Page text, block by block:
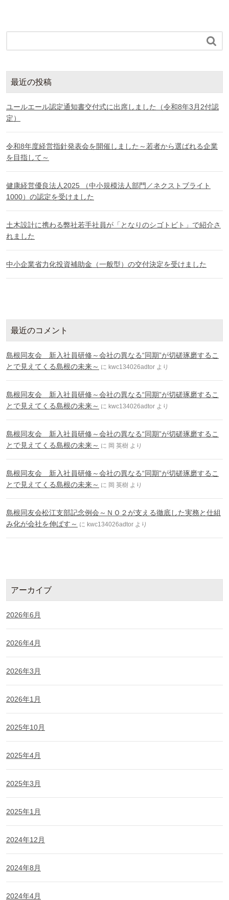

最近の投稿
ユールエール認定通知書交付式に出席しました（令和8年3月2付認
定）
令和8年度経営指針発表会を開催しました～若者から選ばれる企業
を目指して～
健康経営優良法人2025 （中小規模法人部門／ネクストブライト
1000）の認定を受けました
土木設計に携わる弊社若手社員が「となりのシゴトビト」で紹介さ
れました
中小企業省力化投資補助金（一般型）の交付決定を受けました
最近のコメント
島根同友会 新入社員研修～会社の異なる“同期”が切磋琢磨するこ
とで見えてくる島根の未来～ に kwc134026adtor より
島根同友会 新入社員研修～会社の異なる“同期”が切磋琢磨するこ
とで見えてくる島根の未来～ に kwc134026adtor より
島根同友会 新入社員研修～会社の異なる“同期”が切磋琢磨するこ
とで見えてくる島根の未来～ に 岡 英樹 より
島根同友会 新入社員研修～会社の異なる“同期”が切磋琢磨するこ
とで見えてくる島根の未来～ に 岡 英樹 より
島根同友会松江支部記念例会～ＮＯ２が支える徹底した実務と仕組
み化が会社を伸ばす～ に kwc134026adtor より
アーカイブ
2026年6月
2026年4月
2026年3月
2026年1月
2025年10月
2025年4月
2025年3月
2025年1月
2024年12月
2024年8月
2024年4月